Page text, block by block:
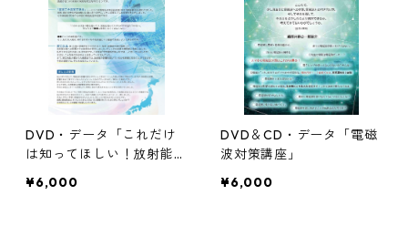
DVD・データ「これだけ
は知ってほしい！放射能＆
で私たちが出来ること！」
¥6,000
DVD＆CD・データ「電磁
波対策講座」
¥6,000